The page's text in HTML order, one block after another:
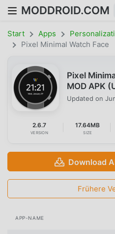
MODDROID.COM
Start Apps
Pixel Minimal Watch Face
Pixel
MOD APK
Updated on
2.6.7
VERSION
17.64MB
SIZE
Download
Frühere
APP-NAME